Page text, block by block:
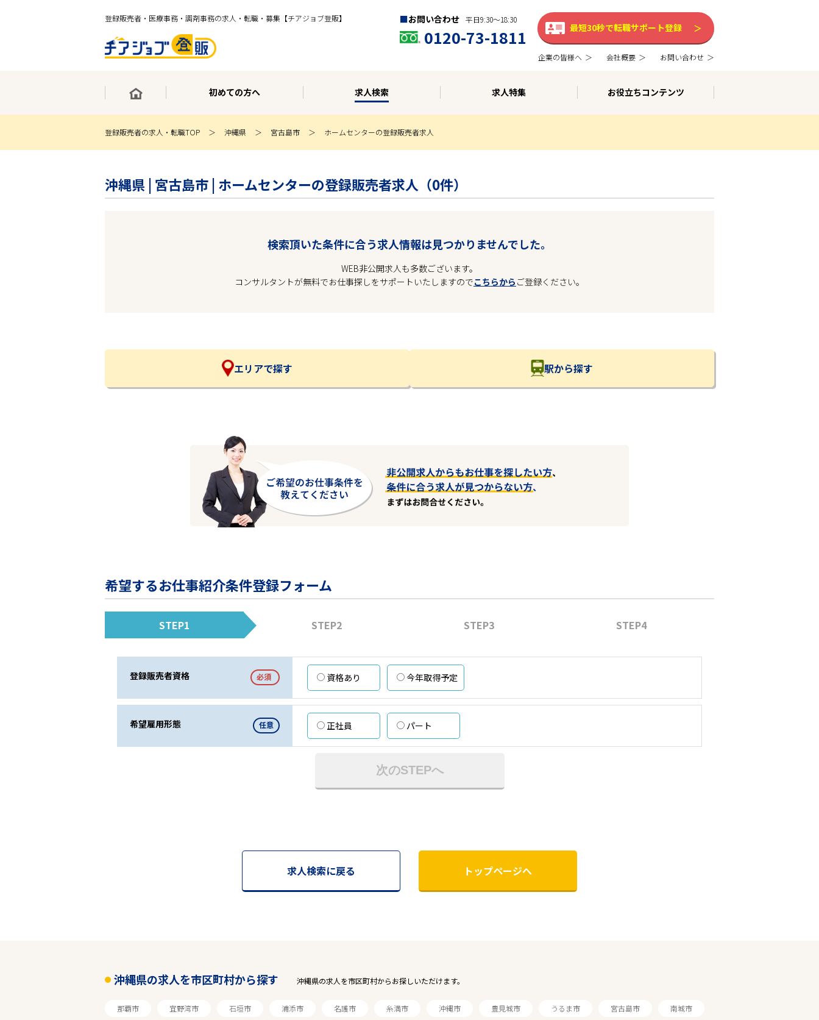
登録販売者・医療事務・調剤事務の求人・転職・募集【チアジョブ登販】 お問い合わせ 平日9:30〜18:30
0120-73-1811 最短30秒で転職サポート登録
企業の皆様へ 会社概要 お問い合わせ
初めての方へ 求人検索 求人特集 お役立ちコンテンツ
登録販売者の求人・転職TOP 沖縄県 宮古島市 ホームセンターの登録販売者求人
沖縄県 | 宮古島市 | ホームセンターの登録販売者求人（0件）
検索頂いた条件に合う求人情報は見つかりませんでした。
WEB非公開求人も多数ございます。
コンサルタントが無料でお仕事探しをサポートいたしますのでこちらから ご登録ください。
エリアで探す 駅から探す
希望するお仕事紹介条件登録フォーム
STEP1 STEP2 STEP3 STEP4
登録販売者資格 必須 資格あり 今年取得予定
希望雇用形態 任意 正社員 パート
次のSTEPへ
求人検索に戻る トップページへ
沖縄県の求人を市区町村から探す 沖縄県の求人を市区町村からお探しいただけます。
那覇市 宜野湾市 石垣市 浦添市 名護市 糸満市 沖縄市 豊見城市 うるま市 宮古島市 南城市